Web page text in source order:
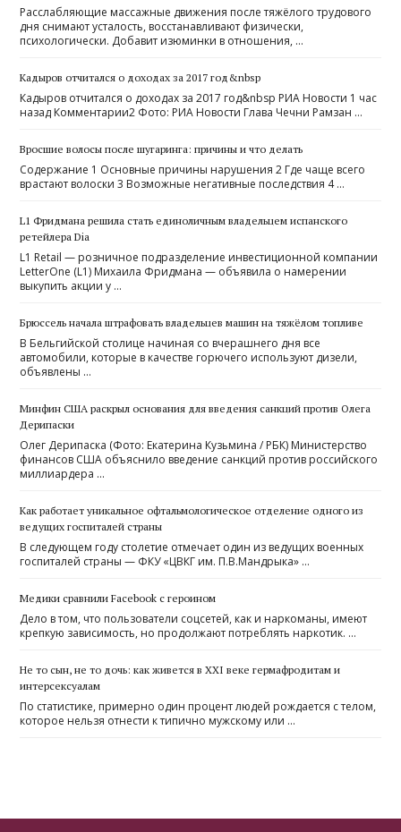
Расслабляющие массажные движения после тяжёлого трудового
дня снимают усталость, восстанавливают физически,
психологически. Добавит изюминки в отношения, …
Кадыров отчитался о доходах за 2017 год&nbsp
Кадыров отчитался о доходах за 2017 год&nbsp РИА Новости 1 час
назад Комментарии2 Фото: РИА Новости Глава Чечни Рамзан …
Вросшие волосы после шугаринга: причины и что делать
Содержание 1 Основные причины нарушения 2 Где чаще всего
врастают волоски 3 Возможные негативные последствия 4 …
L1 Фридмана решила стать единоличным владельцем испанского
ретейлера Dia
L1 Retail — розничное подразделение инвестиционной компании
LetterOne (L1) Михаила Фридмана — объявила о намерении
выкупить акции у …
Брюссель начала штрафовать владельцев машин на тяжёлом топливе
В Бельгийской столице начиная со вчерашнего дня все
автомобили, которые в качестве горючего используют дизели,
объявлены …
Минфин США раскрыл основания для введения санкций против Олега
Дерипаски
Олег Дерипаска (Фото: Екатерина Кузьмина / РБК) Министерство
финансов США объяснило введение санкций против российского
миллиардера …
Как работает уникальное офтальмологическое отделение одного из
ведущих госпиталей страны
В следующем году столетие отмечает один из ведущих военных
госпиталей страны — ФКУ «ЦВКГ им. П.В.Мандрыка» …
Медики сравнили Facebook с героином
Дело в том, что пользователи соцсетей, как и наркоманы, имеют
крепкую зависимость, но продолжают потреблять наркотик. …
Не то сын, не то дочь: как живется в XXI веке гермафродитам и
интерсексуалам
По статистике, примерно один процент людей рождается с телом,
которое нельзя отнести к типично мужскому или …